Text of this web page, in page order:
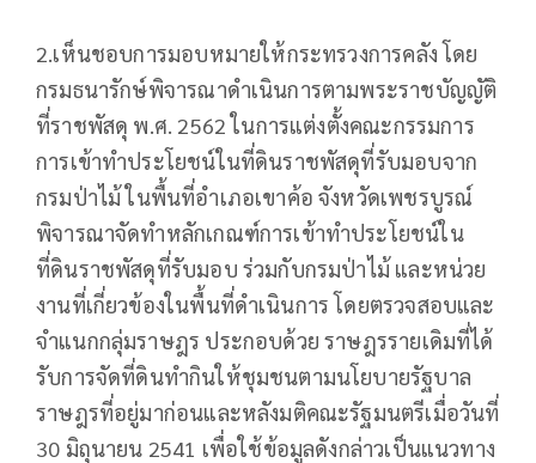
2.เห็นชอบการมอบหมายให้กระทรวงการคลัง โดย
กรมธนารักษ์พิจารณาดำเนินการตามพระราชบัญญัติ
ที่ราชพัสดุ พ.ศ. 2562 ในการแต่งตั้งคณะกรรมการ
การเข้าทำประโยชน์ในที่ดินราชพัสดุที่รับมอบจาก
กรมป่าไม้ ในพื้นที่อำเภอเขาค้อ จังหวัดเพชรบูรณ์
พิจารณาจัดทำหลักเกณฑ์การเข้าทำประโยชน์ใน
ที่ดินราชพัสดุที่รับมอบ ร่วมกับกรมป่าไม้ และหน่วย
งานที่เกี่ยวข้องในพื้นที่ดำเนินการ โดยตรวจสอบและ
จำแนกกลุ่มราษฎร ประกอบด้วย ราษฎรรายเดิมที่ได้
รับการจัดที่ดินทำกินให้ชุมชนตามนโยบายรัฐบาล
ราษฎรที่อยู่มาก่อนและหลังมติคณะรัฐมนตรีเมื่อวันที่
30 มิถุนายน 2541 เพื่อใช้ข้อมูลดังกล่าวเป็นแนวทาง